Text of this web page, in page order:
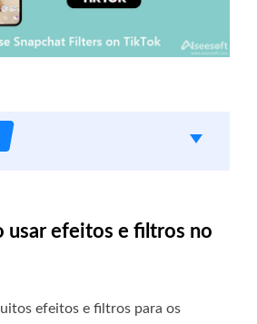
usar efeitos e filtros no
efeitos e filtros para os